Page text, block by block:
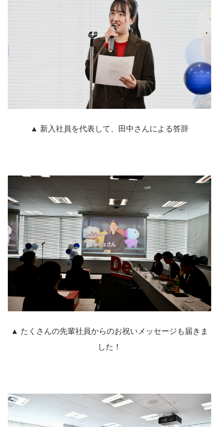
▲ 新入社員を代表して、田中さんによる答辞
▲ たくさんの先輩社員からのお祝いメッセージも届きま
した！